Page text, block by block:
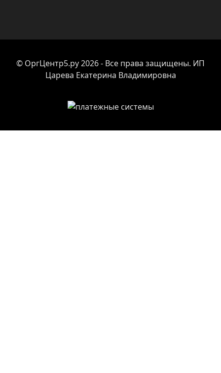
© ОргЦентр5.ру 2026 - Все права защищены. ИП
Царева Екатерина Владимировна